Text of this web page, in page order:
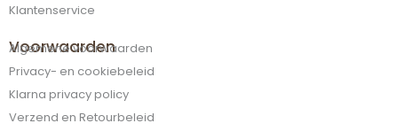
Klantenservice
Voorwaarden
Algemene voorwaarden
Privacy- en cookiebeleid
Klarna privacy policy
Verzend en Retourbeleid